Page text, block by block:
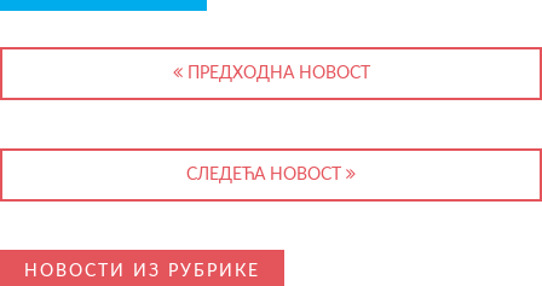
ПРЕДХОДНА НОВОСТ
СЛЕДЕЋА НОВОСТ
НОВОСТИ ИЗ РУБРИКЕ